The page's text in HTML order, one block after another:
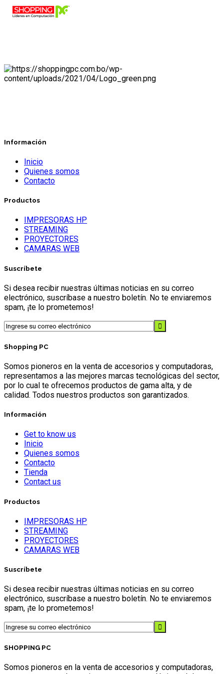
Información
Inicio
Quienes somos
Contacto
Productos
IMPRESORAS HP
STREAMING
PROYECTORES
CAMARAS WEB
Suscríbete
Si desea recibir nuestras últimas noticias en su correo
electrónico, suscríbase a nuestro boletín. No te enviaremos
spam, ¡te lo prometemos!
Shopping PC
Somos pioneros en la venta de accesorios y computadoras,
representamos a las mejores marcas tecnológicas del sector,
por lo cual te ofrecemos productos de gama alta, y de
calidad. Todos nuestros productos son garantizados.
Información
Get to know us
Inicio
Quienes somos
Contacto
Tienda
Contact us
Productos
IMPRESORAS HP
STREAMING
PROYECTORES
CAMARAS WEB
Suscríbete
Si desea recibir nuestras últimas noticias en su correo
electrónico, suscríbase a nuestro boletín. No te enviaremos
spam, ¡te lo prometemos!
SHOPPING PC
Somos pioneros en la venta de accesorios y computadoras,